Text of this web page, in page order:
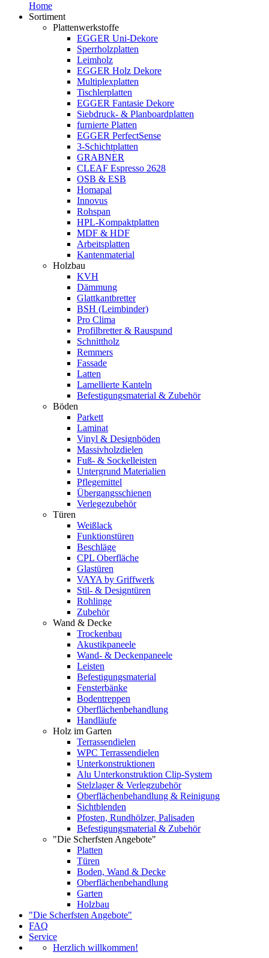
Home
Sortiment
Plattenwerkstoffe
EGGER Uni-Dekore
Sperrholzplatten
Leimholz
EGGER Holz Dekore
Multiplexplatten
Tischlerplatten
EGGER Fantasie Dekore
Siebdruck- & Planboardplatten
furnierte Platten
EGGER PerfectSense
3-Schichtplatten
GRABNER
CLEAF Espresso 2628
OSB & ESB
Homapal
Innovus
Rohspan
HPL-Kompaktplatten
MDF & HDF
Arbeitsplatten
Kantenmaterial
Holzbau
KVH
Dämmung
Glattkantbretter
BSH (Leimbinder)
Pro Clima
Profilbretter & Rauspund
Schnittholz
Remmers
Fassade
Latten
Lamellierte Kanteln
Befestigungsmaterial & Zubehör
Böden
Parkett
Laminat
Vinyl & Designböden
Massivholzdielen
Fuß- & Sockelleisten
Untergrund Materialien
Pflegemittel
Übergangsschienen
Verlegezubehör
Türen
Weißlack
Funktionstüren
Beschläge
CPL Oberfläche
Glastüren
VAYA by Griffwerk
Stil- & Designtüren
Rohlinge
Zubehör
Wand & Decke
Trockenbau
Akustikpaneele
Wand- & Deckenpaneele
Leisten
Befestigungsmaterial
Fensterbänke
Bodentreppen
Oberflächenbehandlung
Handläufe
Holz im Garten
Terrassendielen
WPC Terrassendielen
Unterkonstruktionen
Alu Unterkonstruktion Clip-System
Stelzlager & Verlegzubehör
Oberflächenbehandlung & Reinigung
Sichtblenden
Pfosten, Rundhölzer, Palisaden
Befestigungsmaterial & Zubehör
"Die Scherfsten Angebote"
Platten
Türen
Boden, Wand & Decke
Oberflächenbehandlung
Garten
Holzbau
"Die Scherfsten Angebote"
FAQ
Service
Herzlich willkommen!